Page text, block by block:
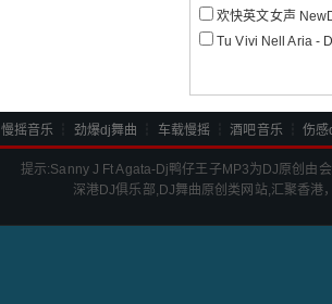
欢快英文女声
Tu Vivi Nell Aria -
慢摇音乐 劲爆dj舞曲 车载慢摇 ┆酒吧音乐┆伤感
提示:Sanny J Ft Agata-Dj鸭仔王子MP3为DJ原创由
深港DJ俱乐部,DJ舞曲原创类网站,汇聚香港